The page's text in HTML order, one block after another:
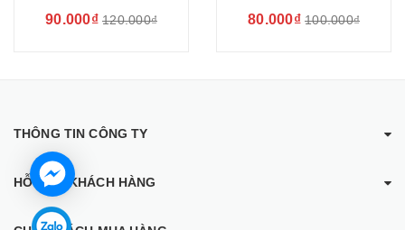
90.000₫ 120.000₫ 80.000₫ 100.000₫
THÔNG TIN CÔNG TY
HỖ TRỢ KHÁCH HÀNG